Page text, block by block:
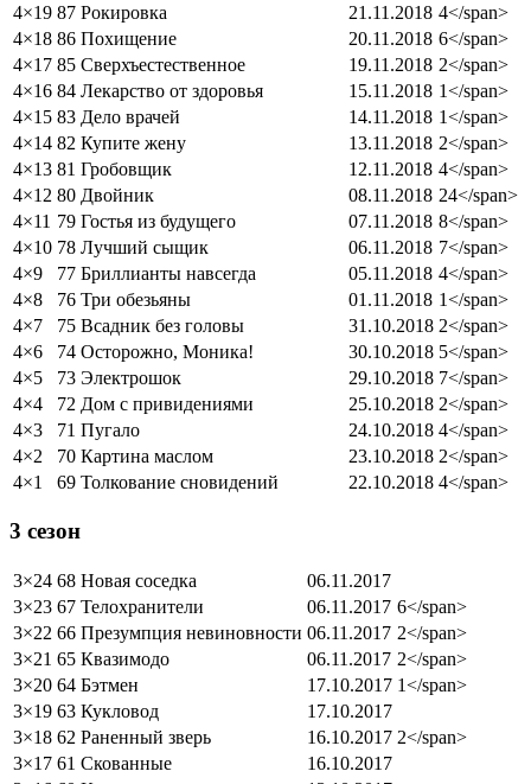
4×19 87 Рокировка 21.11.2018 4</span>
4×18 86 Похищение 20.11.2018 6</span>
4×17 85 Сверхъестественное 19.11.2018 2</span>
4×16 84 Лекарство от здоровья 15.11.2018 1</span>
4×15 83 Дело врачей 14.11.2018 1</span>
4×14 82 Купите жену 13.11.2018 2</span>
4×13 81 Гробовщик 12.11.2018 4</span>
4×12 80 Двойник 08.11.2018 24</span>
4×11 79 Гостья из будущего 07.11.2018 8</span>
4×10 78 Лучший сыщик 06.11.2018 7</span>
4×9
77 Бриллианты навсегда 05.11.2018 4</span>
4×8
76 Три обезьяны 01.11.2018 1</span>
4×7
75 Всадник без головы 31.10.2018 2</span>
4×6
74 Осторожно, Моника! 30.10.2018 5</span>
4×5
73 Электрошок 29.10.2018 7</span>
4×4
72 Дом с привидениями 25.10.2018 2</span>
4×3
71 Пугало 24.10.2018 4</span>
4×2
70 Картина маслом 23.10.2018 2</span>
4×1
69 Толкование сновидений 22.10.2018 4</span>
3 сезон
3×24 68 Новая соседка
06.11.2017
3×23 67 Телохранители 06.11.2017 6</span>
3×22 66 Презумпция невиновности 06.11.2017 2</span>
3×21 65 Квазимодо 06.11.2017 2</span>
3×20 64 Бэтмен 17.10.2017 1</span>
3×19 63 Кукловод
17.10.2017
3×18 62 Раненный зверь 16.10.2017 2</span>
3×17 61 Скованные
16.10.2017